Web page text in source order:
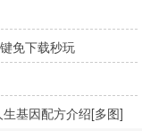
免下载秒玩
基因配方介绍[多图]